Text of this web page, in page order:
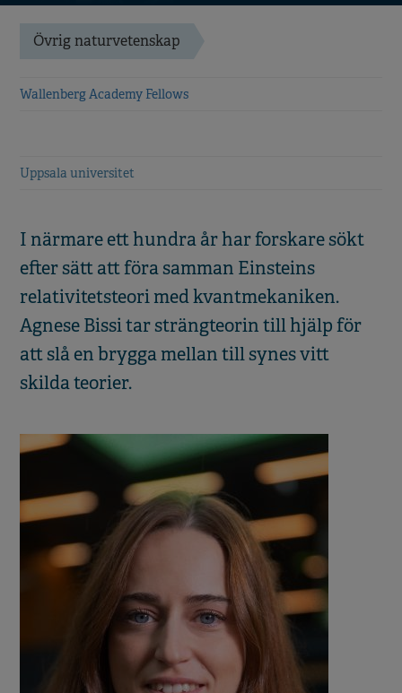
Övrig naturvetenskap
Wallenberg Academy Fellows
Uppsala universitet
I närmare ett hundra år har forskare sökt
efter sätt att föra samman Einsteins
relativitetsteori med kvantmekaniken.
Agnese Bissi tar strängteorin till hjälp för
att slå en brygga mellan till synes vitt
skilda teorier.